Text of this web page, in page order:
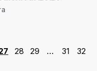
28 29 … 31
32